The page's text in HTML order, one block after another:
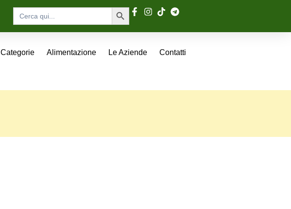
Search
for:
Search Button
Categorie Alimentazione Le Aziende Contatti